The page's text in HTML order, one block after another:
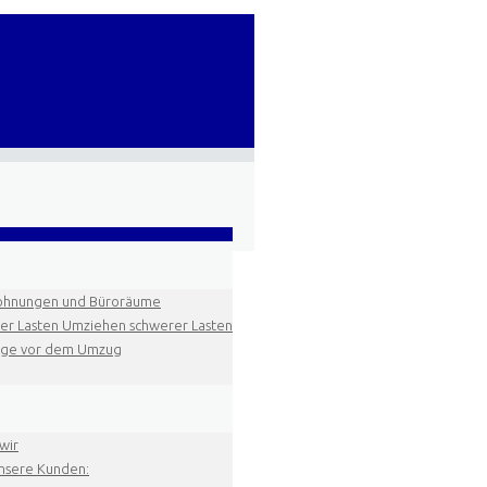
und Büroräume
Lasten Umziehen schwerer Lasten
vor dem Umzug
Kunden: